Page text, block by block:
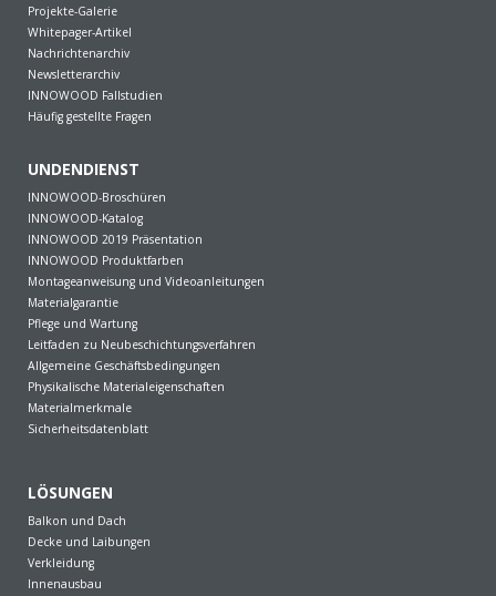
Projekte-Galerie
Whitepager-Artikel
Nachrichtenarchiv
Newsletterarchiv
INNOWOOD Fallstudien
Häufig gestellte Fragen
UNDENDIENST
INNOWOOD-Broschüren
INNOWOOD-Katalog
INNOWOOD 2019 Präsentation
INNOWOOD Produktfarben
Montageanweisung und Videoanleitungen
Materialgarantie
Pflege und Wartung
Leitfaden zu Neubeschichtungsverfahren
Allgemeine Geschäftsbedingungen
Physikalische Materialeigenschaften
Materialmerkmale
Sicherheitsdatenblatt
LÖSUNGEN
Balkon und Dach
Decke und Laibungen
Verkleidung
Innenausbau